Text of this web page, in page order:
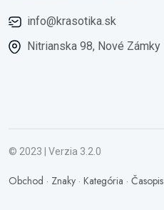
info@krasotika.sk
Nitrianska 98, Nové Zámky
© 2023 | Verzia 3.2.0
Obchod · Znaky · Kategória · Časopis